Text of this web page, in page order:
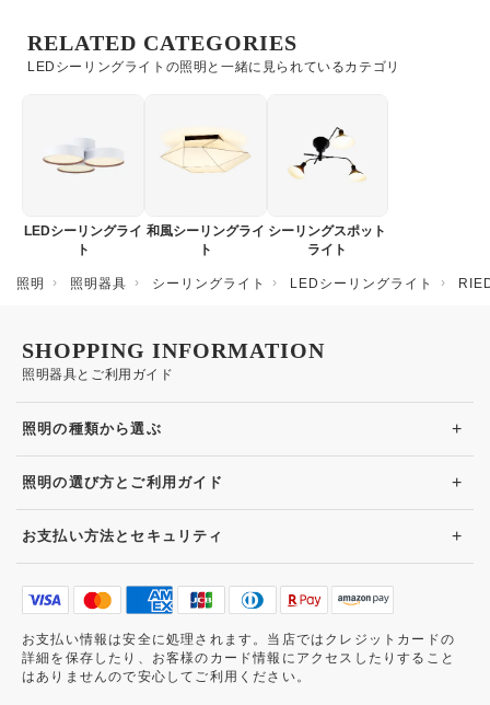
LEDシーリングライトの照明と一緒に見られているカテゴリ
RELATED CATEGORIES
LEDシーリングライ
ト
和風シーリングライ
ト
シーリングスポット
ライト
照明 照明器具 シーリングライト LEDシーリングライト
照明器具とご利用ガイド
SHOPPING INFORMATION
照明の種類から選ぶ +
照明の選び方とご利用ガイド +
お支払い方法とセキュリティ +
お支払い情報は安全に処理されます。当店ではクレジットカードの
詳細を保存したり、お客様のカード情報にアクセスしたりすること
はありませんので安心してご利用ください。